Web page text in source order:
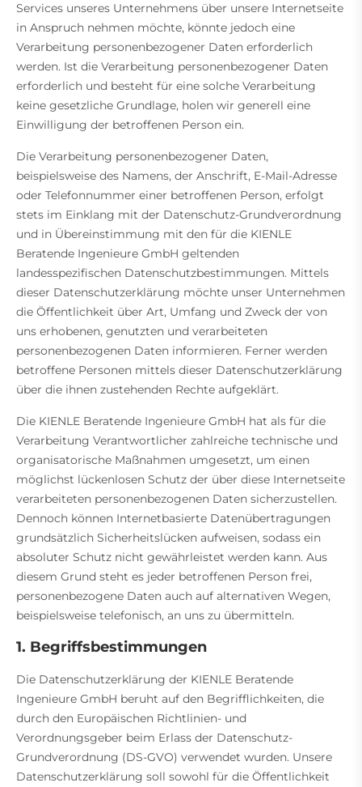
Services unseres Unternehmens über unsere Internetseite
in Anspruch nehmen möchte, könnte jedoch eine
Verarbeitung personenbezogener Daten erforderlich
werden. Ist die Verarbeitung personenbezogener Daten
erforderlich und besteht für eine solche Verarbeitung
keine gesetzliche Grundlage, holen wir generell eine
Einwilligung der betroffenen Person ein.
Die Verarbeitung personenbezogener Daten,
beispielsweise des Namens, der Anschrift, E-Mail-Adresse
oder Telefonnummer einer betroffenen Person, erfolgt
stets im Einklang mit der Datenschutz-Grundverordnung
und in Übereinstimmung mit den für die KIENLE
Beratende Ingenieure GmbH geltenden
landesspezifischen Datenschutzbestimmungen. Mittels
dieser Datenschutzerklärung möchte unser Unternehmen
die Öffentlichkeit über Art, Umfang und Zweck der von
uns erhobenen, genutzten und verarbeiteten
personenbezogenen Daten informieren. Ferner werden
betroffene Personen mittels dieser Datenschutzerklärung
über die ihnen zustehenden Rechte aufgeklärt.
Die KIENLE Beratende Ingenieure GmbH hat als für die
Verarbeitung Verantwortlicher zahlreiche technische und
organisatorische Maßnahmen umgesetzt, um einen
möglichst lückenlosen Schutz der über diese Internetseite
verarbeiteten personenbezogenen Daten sicherzustellen.
Dennoch können Internetbasierte Datenübertragungen
grundsätzlich Sicherheitslücken aufweisen, sodass ein
absoluter Schutz nicht gewährleistet werden kann. Aus
diesem Grund steht es jeder betroffenen Person frei,
personenbezogene Daten auch auf alternativen Wegen,
beispielsweise telefonisch, an uns zu übermitteln.
1. Begriffsbestimmungen
Die Datenschutzerklärung der KIENLE Beratende
Ingenieure GmbH beruht auf den Begrifflichkeiten, die
durch den Europäischen Richtlinien- und
Verordnungsgeber beim Erlass der Datenschutz-
Grundverordnung (DS-GVO) verwendet wurden. Unsere
Datenschutzerklärung soll sowohl für die Öffentlichkeit